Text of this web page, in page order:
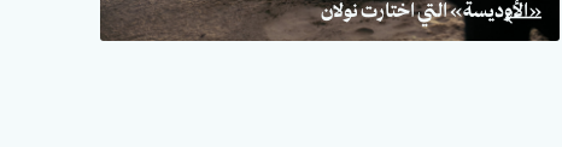
«الأوديسة» التي اختارت نولان